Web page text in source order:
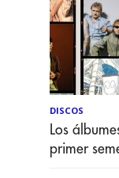
DISCOS
Los
primer